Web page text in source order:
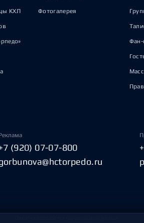
КХЛ Фотогалерея
Фан-
(920) 07-07-800